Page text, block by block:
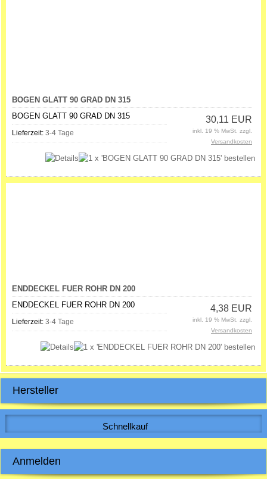
BOGEN GLATT 90 GRAD DN 315
BOGEN GLATT 90 GRAD DN 315
Lieferzeit: 3-4 Tage
30,11 EUR
inkl. 19 % MwSt. zzgl.
Versandkosten
ENDDECKEL FUER ROHR DN 200
ENDDECKEL FUER ROHR DN 200
Lieferzeit: 3-4 Tage
4,38 EUR
inkl. 19 % MwSt. zzgl.
Versandkosten
Hersteller
Schnellkauf
Anmelden